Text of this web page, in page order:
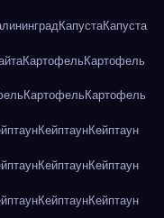
КапустаКапуста
КартофельКартофель
КартофельКартофель
КейптаунКейптаун
КейптаунКейптаун
КейптаунКейптаун